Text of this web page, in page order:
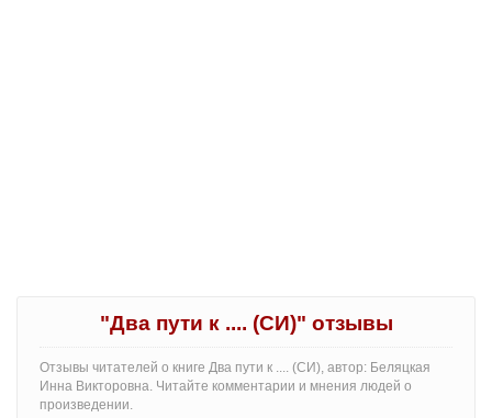
"Два пути к .... (СИ)" отзывы
Отзывы читателей о книге Два пути к .... (СИ), автор: Беляцкая
Инна Викторовна. Читайте комментарии и мнения людей о
произведении.